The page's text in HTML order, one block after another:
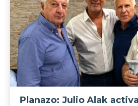
Planazo: Julio Alak